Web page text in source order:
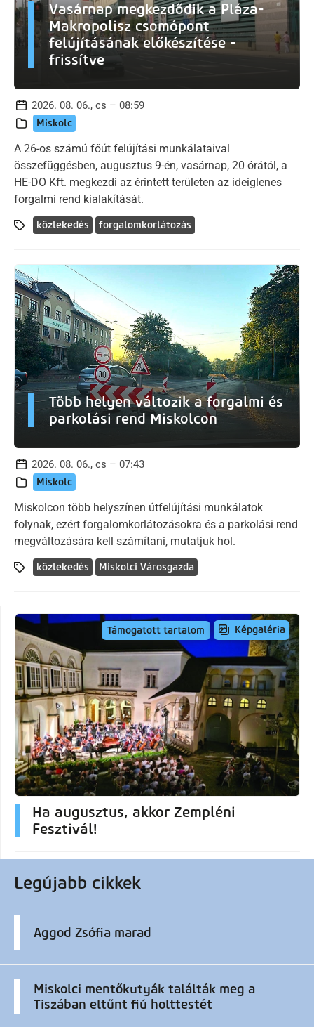
Vasárnap megkezdődik a Pláza-
Makropolisz csomópont
felújításának előkészítése -
frissítve
2026. 08. 06., cs – 08:59
Miskolc
A 26-os számú főút felújítási munkálataival
összefüggésben, augusztus 9-én, vasárnap, 20 órától, a
HE-DO Kft. megkezdi az érintett területen az ideiglenes
forgalmi rend kialakítását.
közlekedés forgalomkorlátozás
Több helyen változik a forgalmi és
parkolási rend Miskolcon
2026. 08. 06., cs – 07:43
Miskolc
Miskolcon több helyszínen útfelújítási munkálatok
folynak, ezért forgalomkorlátozásokra és a parkolási rend
megváltozására kell számítani, mutatjuk hol.
közlekedés Miskolci Városgazda
Támogatott tartalom Képgaléria
Ha augusztus, akkor Zempléni
Fesztivál!
Legújabb cikkek
Aggod Zsófia marad
Miskolci mentőkutyák találták meg a
Tiszában eltűnt fiú holttestét